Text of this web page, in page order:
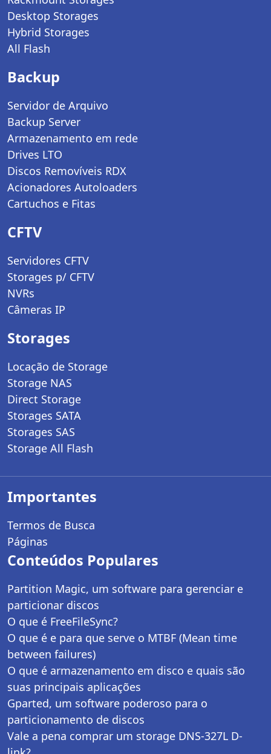
Desktop Storages
Hybrid Storages
All Flash
Backup
Servidor de Arquivo
Backup Server
Armazenamento em rede
Drives LTO
Discos Removíveis RDX
Acionadores Autoloaders
Cartuchos e Fitas
CFTV
Servidores CFTV
Storages p/ CFTV
NVRs
Câmeras IP
Storages
Locação de Storage
Storage NAS
Direct Storage
Storages SATA
Storages SAS
Storage All Flash
Importantes
Termos de Busca
Páginas
Conteúdos Populares
Partition Magic, um software para gerenciar e
particionar discos
O que é FreeFileSync?
O que é e para que serve o MTBF (Mean time
between failures)
O que é armazenamento em disco e quais são
suas principais aplicações
Gparted, um software poderoso para o
particionamento de discos
Vale a pena comprar um storage DNS-327L D-